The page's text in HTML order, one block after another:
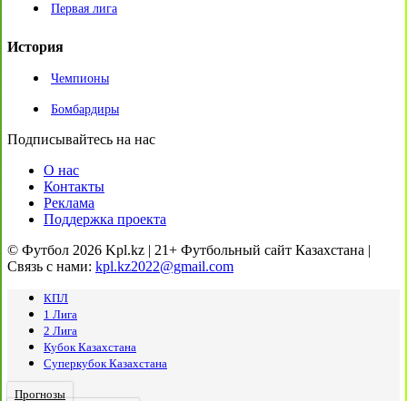
Первая лига
История
Чемпионы
Бомбардиры
Подписывайтесь на нас
О нас
Контакты
Реклама
Поддержка проекта
© Футбол 2026 Kpl.kz | 21+ Футбольный сайт Казахстана |
Связь с нами: kpl.kz2022@gmail.com
КПЛ
1 Лига
2 Лига
Кубок Казахстана
Суперкубок Казахстана
Прогнозы